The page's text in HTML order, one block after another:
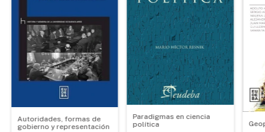
Autoridades, formas de
gobierno y representación
Paradigmas en ciencia
política